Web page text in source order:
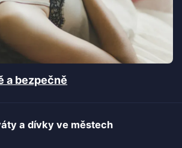
a bezpečně
a dívky ve městech